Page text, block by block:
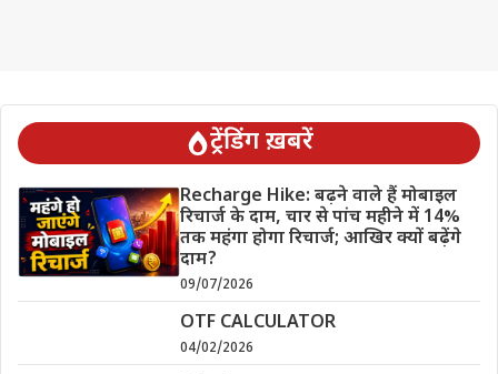
ट्रेंडिंग ख़बरें
Recharge Hike: बढ़ने वाले हैं मोबाइल
रिचार्ज के दाम, चार से पांच महीने में 14%
तक महंगा होगा रिचार्ज; आखिर क्यों बढ़ेंगे
दाम?
09/07/2026
OTF CALCULATOR
04/02/2026